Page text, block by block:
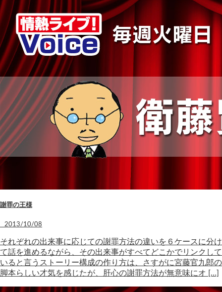
謝罪の王様
2013/10/08
それぞれの出来事に応じての謝罪方法の違いを６ケースに分け
て話を進めるながら、その出来事がすべてどこかでリンクして
いると言うストーリー構成の作り方は、さすがに宮藤官九郎の
脚本らしい才気を感じたが、肝心の謝罪方法が無意味にオ […]